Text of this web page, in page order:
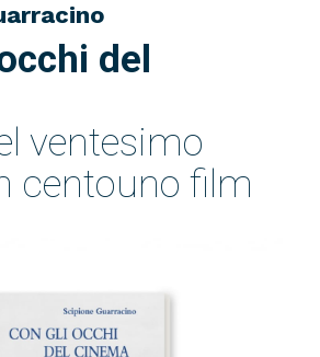
del
ventesimo
centouno film
in ogni momento.